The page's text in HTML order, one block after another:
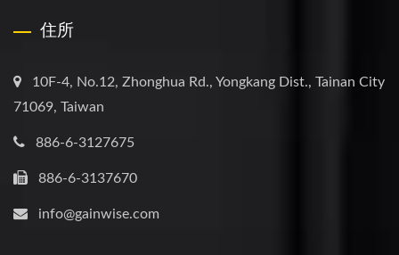
住所
10F-4, No.12, Zhonghua Rd., Yongkang Dist., Tainan City
71069, Taiwan
886-6-3127675
886-6-3137670
info@gainwise.com